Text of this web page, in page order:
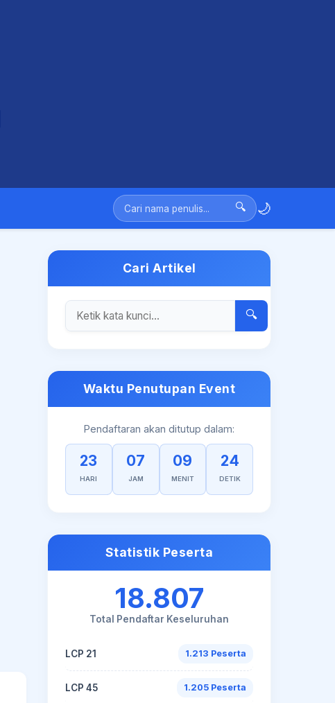
🔍 🌙
Cari Artikel
🔍
Waktu Penutupan Event
Pendaftaran akan ditutup dalam:
23
HARI
07
JAM
09
MENIT
23
DETIK
Statistik Peserta
18.807
Total Pendaftar Keseluruhan
LCP 21 1.213 Peserta
LCP 45 1.205 Peserta